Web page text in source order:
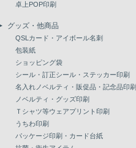
卓上POP印刷
グッズ・他商品
QSLカード・アイボール名刺
包装紙
ショッピング袋
シール・訂正シール・ステッカー印刷
名入れノベルティ・販促品・記念品印刷
ノベルティ・グッズ印刷
Ｔシャツ等ウェアプリント印刷
うちわ印刷
パッケージ印刷・カード台紙